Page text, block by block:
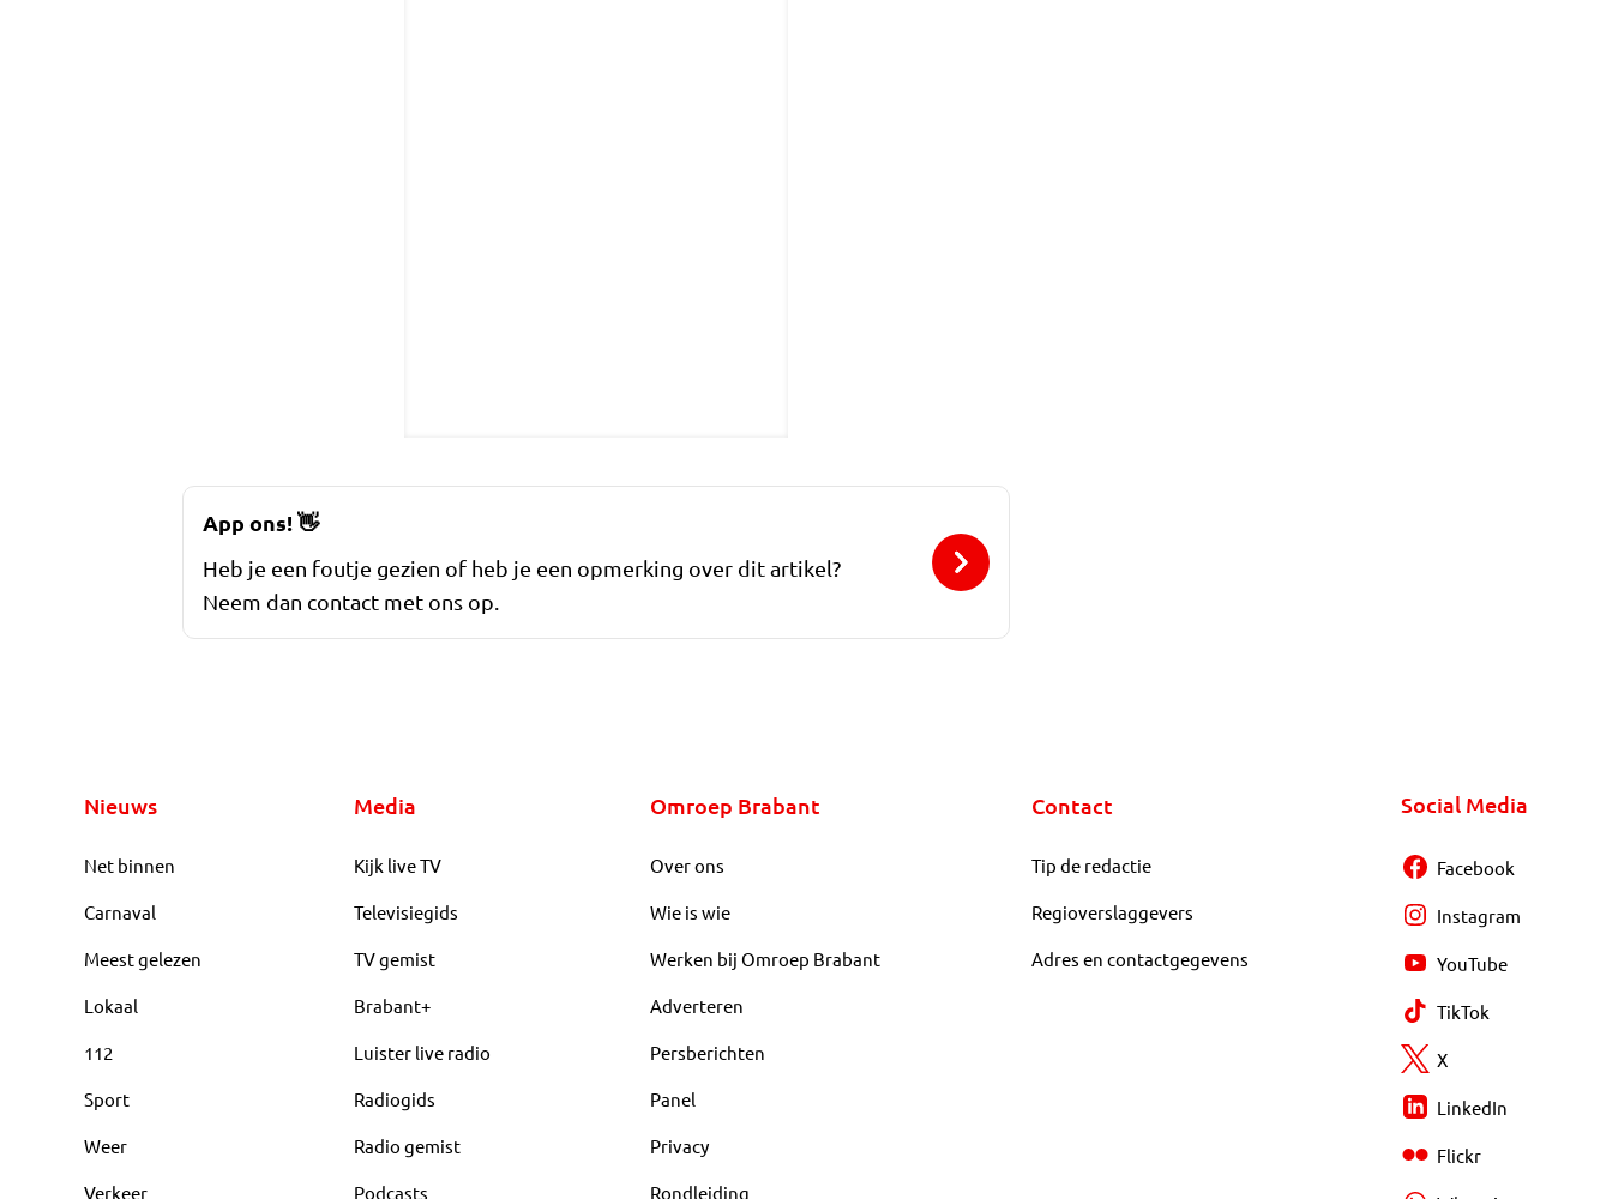
App ons!👋
Heb je een foutje gezien of heb je een opmerking over dit artikel?
Neem dan contact met ons op.
Nieuws
Net binnen
Carnaval
Meest gelezen
Lokaal
112
Sport
Weer
Verkeer
Media
Kijk live TV
Televisiegids
TV gemist
Brabant+
Luister live radio
Radiogids
Radio gemist
Podcasts
Omroep Brabant
Over ons
Wie is wie
Werken bij Omroep Brabant
Adverteren
Persberichten
Panel
Privacy
Rondleiding
Contact
Tip de redactie
Regioverslaggevers
Adres en contactgegevens
Social Media
Facebook
Instagram
YouTube
TikTok
X
LinkedIn
Flickr